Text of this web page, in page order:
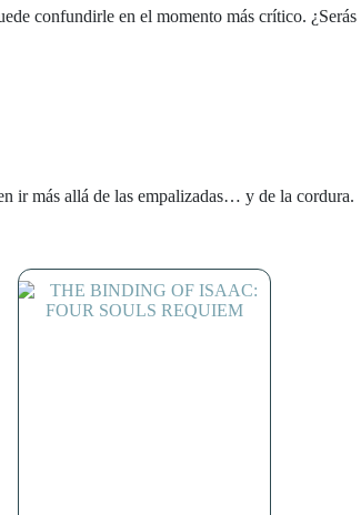
confundirle en el momento más crítico. ¿Serás
ir más allá de las empalizadas… y de la cordura.